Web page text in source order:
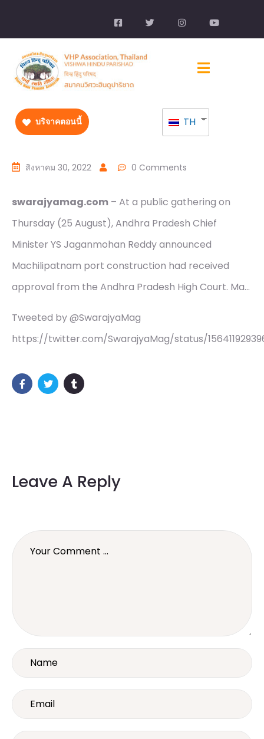
บริจาคตอนนี้ TH
สิงหาคม 30, 2022 0 Comments
swarajyamag.com – At a public gathering on
Thursday (25 August), Andhra Pradesh Chief
Minister YS Jaganmohan Reddy announced
Machilipatnam port construction had received
approval from the Andhra Pradesh High Court. Ma…
Tweeted by @SwarajyaMag
https://twitter.com/SwarajyaMag/status/
Leave A Reply